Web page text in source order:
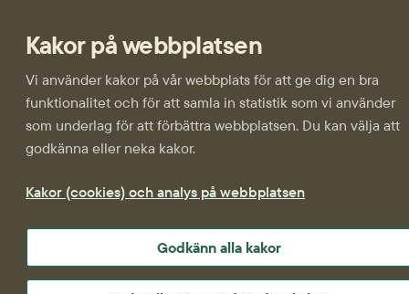
Kakor på webbplatsen
Vi använder kakor på vår webbplats för att ge dig en bra
funktionalitet och för att samla in statistik som vi använder
som underlag för att förbättra webbplatsen. Du kan välja att
godkänna eller neka kakor.
Kakor (cookies) och analys på webbplatsen
Godkänn alla kakor